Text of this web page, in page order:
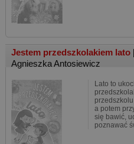
Jestem przedszkolakiem lato
Agnieszka Antosiewicz
Lato to
a potem
się bawić,
poznawać